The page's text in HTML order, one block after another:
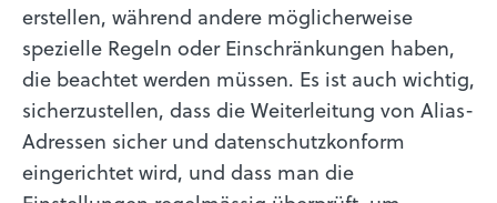
erstellen, während andere möglicherweise
spezielle Regeln oder Einschränkungen haben,
die beachtet werden müssen. Es ist auch wichtig,
sicherzustellen, dass die Weiterleitung von Alias-
Adressen sicher und datenschutzkonform
eingerichtet wird, und dass man die